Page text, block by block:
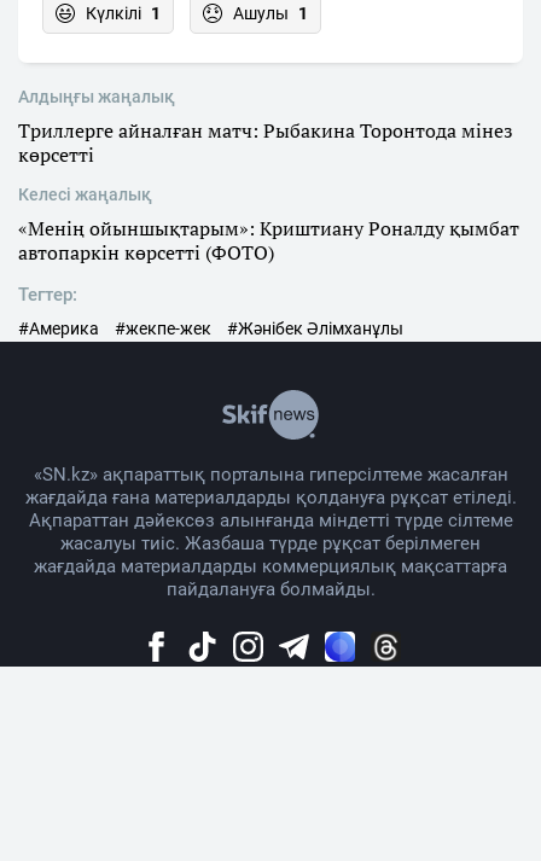
Күлкілі 1 Ашулы 1
Алдыңғы жаңалық
Триллерге айналған матч: Рыбакина Торонтода мінез
көрсетті
Келесі жаңалық
«Менің ойыншықтарым»: Криштиану Роналду қымбат
автопаркін көрсетті (ФОТО)
Тегтер:
#Америка #жекпе-жек #Жәнібек Әлімханұлы
«SN.kz» ақпараттық порталына гиперсілтеме жасалған
жағдайда ғана материалдарды қолдануға рұқсат етіледі.
Ақпараттан дәйексөз алынғанда міндетті түрде сілтеме
жасалуы тиіс. Жазбаша түрде рұқсат берілмеген
жағдайда материалдарды коммерциялық мақсаттарға
пайдалануға болмайды.